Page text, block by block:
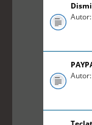
Autor: